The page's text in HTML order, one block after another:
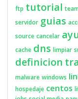
ftp tutorial
servidor guias
source cancelar
cache dns limpiar
definicion
malware windows
hospedaje centos